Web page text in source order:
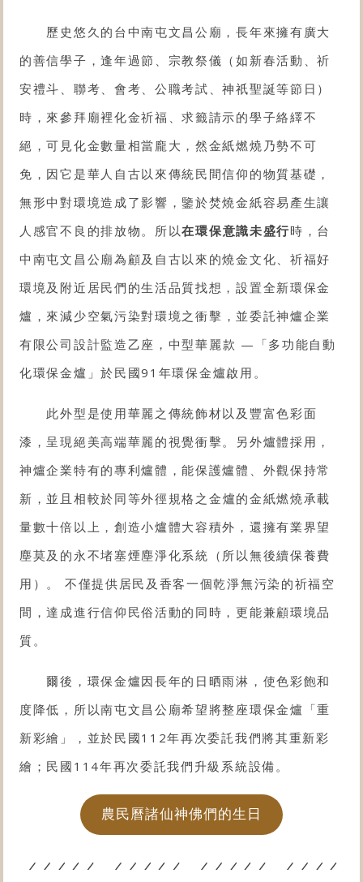
歷史悠久的台中南屯文昌公廟，長年來擁有廣大
的善信學子，逢年過節、宗教祭儀（如新春活動、祈
安禮斗、聯考、會考、公職考試、神祇聖誕等節日）
時，來參拜廟裡化金祈福、求籤請示的學子絡繹不
絕，可見化金數量相當龐大，然金紙燃燒乃勢不可
免，因它是華人自古以來傳統民間信仰的物質基礎，
無形中對環境造成了影響，鑒於焚燒金紙容易產生讓
人感官不良的排放物。所以在環保意識未盛行時，台
中南屯文昌公廟為顧及自古以來的燒金文化、祈福好
環境及附近居民們的生活品質找想，設置全新環保金
爐 ，來減少空氣污染對環境之衝擊，並委託神爐企業
有限公司設計監造乙座，中型華麗款 —「多功能自動
化環保金爐 」於民國91年環保金爐啟用。
此外型是使用華麗之傳統飾材以及豐富色彩面
漆，呈現絕美高端華麗的視覺衝擊。 另外爐體採用，
神爐企業特有的專利爐體，能保護爐體、外觀保持常
新，並且相較於同等外徑規格之 金爐的金紙燃燒承載
量數十倍以上，創造小爐體大容積外，還擁有業界望
塵莫及的永不堵塞煙塵淨化系統（所以無後續保養費
用）。 不僅提供居民及香客一個乾淨無污染的祈福空
間，達成進行信仰民俗活動的同時，更能兼顧環境品
質。
爾後，環保金爐因長年的日晒雨淋，使色彩飽和
度降低，所以南屯文昌公廟希望將整座環保金爐「重
新彩繪」，並於民國112年再次委託我們將其重新彩
繪；民國114年再次委託我們升級系統設備。
農民曆諸仙神佛們的生日